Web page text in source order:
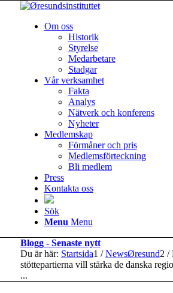
Om oss
Historik
Styrelse
Medarbetare
Stadgar
Vår verksamhet
Fakta
Analys
Nätverk och konferens
Nyheter
Medlemskap
Förmåner och pris
Medlemsförteckning
Bli medlem
Press
Kontakta oss
Sök
Menu Menu
Blogg - Senaste nytt
Du är här: Startsida1 / NewsØresund2 /
stöttepartierna vill stärka de danska
...